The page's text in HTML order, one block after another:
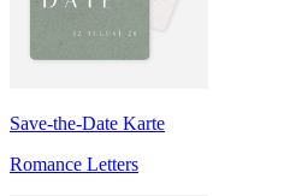
Save-the-Date Karte
Romance Letters